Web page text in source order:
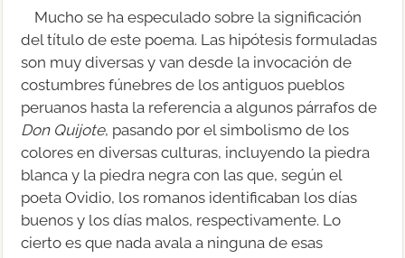
Mucho se ha especulado sobre la significación
del título de este poema. Las hipótesis formuladas
son muy diversas y van desde la invocación de
costumbres fúnebres de los antiguos pueblos
peruanos hasta la referencia a algunos párrafos de
Don Quijote, pasando por el simbolismo de los
colores en diversas culturas, incluyendo la piedra
blanca y la piedra negra con las que, según el
poeta Ovidio, los romanos identificaban los días
buenos y los días malos, respectivamente. Lo
cierto es que nada avala a ninguna de esas